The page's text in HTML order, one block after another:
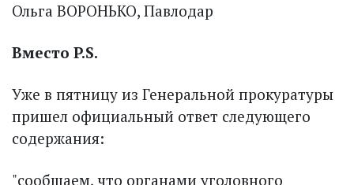
Ольга ВОРОНЬКО, Павлодар
Вместо P.S.
Уже в пятницу из Генеральной прокуратуры
пришел официальный ответ следующего
содержания:
"сообщаем, что органами уголовного